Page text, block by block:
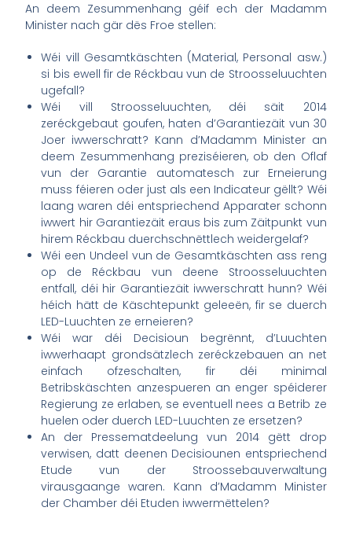
An deem Zesummenhang géif ech der Madamm
Minister nach gär dës Froe stellen:
Wéi vill Gesamtkäschten (Material, Personal asw.)
si bis ewell fir de Réckbau vun de Stroosseluuchten
ugefall?
Wéi vill Stroosseluuchten, déi säit 2014
zeréckgebaut goufen, haten d’Garantiezäit vun 30
Joer iwwerschratt? Kann d’Madamm Minister an
deem Zesummenhang preziséieren, ob den Oflaf
vun der Garantie automatesch zur Erneierung
muss féieren oder just als een Indicateur gëllt? Wéi
laang waren déi entspriechend Apparater schonn
iwwert hir Garantiezäit eraus bis zum Zäitpunkt vun
hirem Réckbau duerchschnëttlech weidergelaf?
Wéi een Undeel vun de Gesamtkäschten ass reng
op de Réckbau vun deene Stroosseluuchten
entfall, déi hir Garantiezäit iwwerschratt hunn? Wéi
héich hätt de Käschtepunkt geleeën, fir se duerch
LED-Luuchten ze erneieren?
Wéi war déi Decisioun begrënnt, d’Luuchten
iwwerhaapt grondsätzlech zeréckzebauen an net
einfach ofzeschalten, fir déi minimal
Betribskäschten anzespueren an enger spéiderer
Regierung ze erlaben, se eventuell nees a Betrib ze
huelen oder duerch LED-Luuchten ze ersetzen?
An der Pressematdeelung vun 2014 gëtt drop
verwisen, datt deenen Decisiounen entspriechend
Etude vun der Stroossebauverwaltung
virausgaange waren. Kann d’Madamm Minister
der Chamber déi Etuden iwwermëttelen?